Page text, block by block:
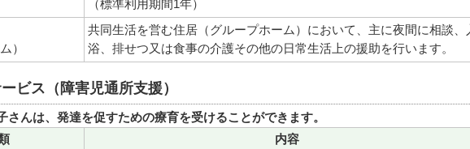
（標準利用期間1年）
）
共同生活を営む住居（グループホーム）において、主に夜間に相談、
浴、排せつ又は食事の介護その他の日常生活上の援助を行います。
ビス（障害児通所支援）
さんは、発達を促すための療育を受けることができます。
内容